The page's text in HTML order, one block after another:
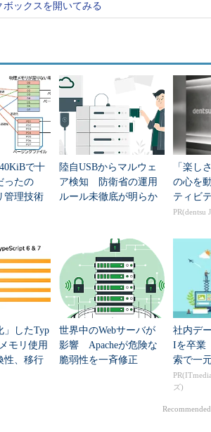
領域が、物理的に必要なメモリのす
ット
グセット
Server 2000のシステムの場合、私の経
トが必要となるようです。この2つの
ない領域です。
実測すべき領域です。これには 第1回
を利用して、SQL Serverがどれだけのメ
ボックスを開いてみる
で十
ったの
管理技術
陸自USBからマルウェ
ア検知 防衛省の運用
ルール未徹底が明らか
「楽し
の心を
ティビ
PR(dentsu
」したTyp
モリ使用
、移行
世界中のWebサーバが
影響 Apacheが危険な
脆弱性を一斉修正
社内デ
Iを卒業
索で一
ズ)